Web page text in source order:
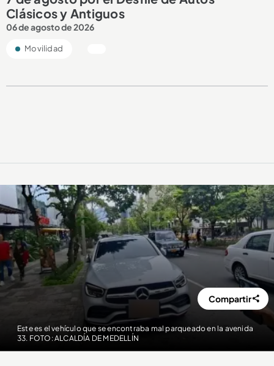
Clásicos y Antiguos
06 de agosto de 2026
Movilidad
Este es el vehículo que se encontraba mal parqueado en la avenida
33. FOTO: ALCALDÍA DE MEDELLÍN
Compartir